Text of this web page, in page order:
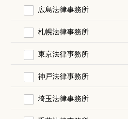
広島法律事務所
札幌法律事務所
東京法律事務所
神戸法律事務所
埼玉法律事務所